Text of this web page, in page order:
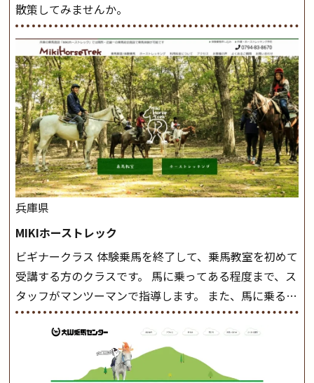
散策してみませんか。
兵庫県
MIKIホーストレック
ビギナークラス 体験乗馬を終了して、乗馬教室を初めて
受講する方のクラスです。 馬に乗ってある程度まで、ス
タッフがマンツーマンで指導します。 また、馬に乗るだ
けでなく、馬の手入れや馬装（鞍などを装着する） も
このクラスで把握し、「馬に触れること」にも慣れてい
きましょう。 スタートクラス ビギナークラスで単独で
軽速歩(けいはやあし)ができるようになったら スタート